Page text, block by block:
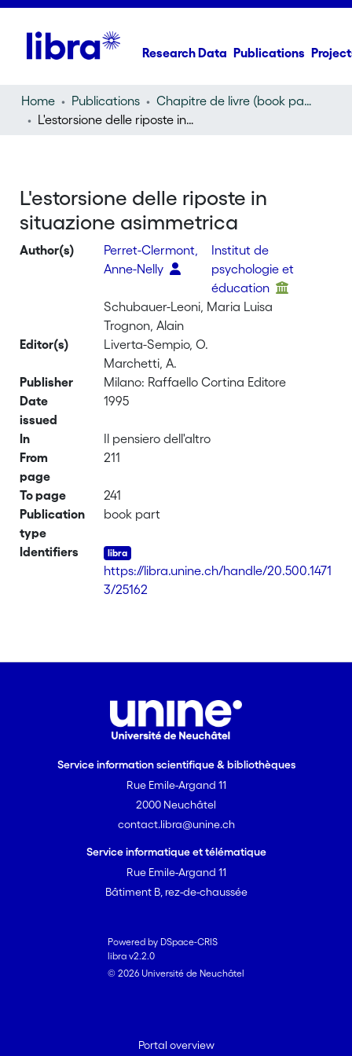
Research Data Publications
Home Publications
Chapitre de livre (book part)
L'estorsione delle riposte in situazione asimmetrica
L'estorsione delle riposte in
situazione asimmetrica
Author(s)
Perret-Clermont,
Anne-Nelly
Institut de
psychologie et
éducation
Schubauer-Leoni, Maria Luisa
Trognon, Alain
Editor(s)
Liverta-Sempio, O.
Marchetti, A.
Publisher
Milano: Raffaello Cortina Editore
Date
issued
1995
In
Il pensiero dell'altro
From
page
211
To page
241
Publication
type
book part
Identifiers
https://libra.unine.ch/handle/20.500.1471
3/25162
Service information scientifique & bibliothèques
Rue Emile-Argand 11
2000 Neuchâtel
contact.libra@unine.ch
Service informatique et télématique
Rue Emile-Argand 11
Bâtiment B, rez-de-chaussée
Powered by DSpace-CRIS
libra v2.2.0
© 2026 Université de Neuchâtel
Portal overview